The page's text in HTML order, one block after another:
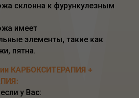
склонна к фурункулезным
имеет
элементы, такие как
пятна.
КАРБОКСИТЕРАПИЯ +
у Вас: